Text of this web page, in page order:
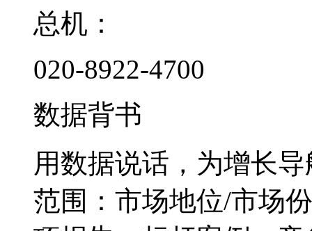
总机：
020-8922-4700
数据背书
用数据说话，为增长导
范围：市场地位/市场